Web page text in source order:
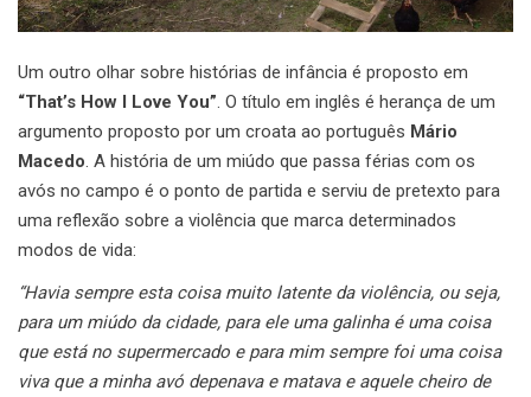
Um outro olhar sobre histórias de infância é proposto em
“That’s How I Love You”. O título em inglês é herança de um
argumento proposto por um croata ao português Mário
Macedo. A história de um miúdo que passa férias com os
avós no campo é o ponto de partida e serviu de pretexto para
uma reflexão sobre a violência que marca determinados
modos de vida:
“Havia sempre esta coisa muito latente da violência, ou seja,
para um miúdo da cidade, para ele uma galinha é uma coisa
que está no supermercado e para mim sempre foi uma coisa
viva que a minha avó depenava e matava e aquele cheiro de